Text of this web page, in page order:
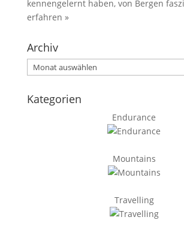
kennengelernt haben, von Bergen
erfahren »
Archiv
Archiv
Kategorien
Endurance
Mountains
Travelling